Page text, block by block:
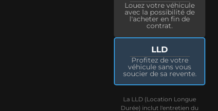
Louez votre véhicule
avec la possibilité de
l'acheter en fin de
contrat.
LLD
Profitez de votre
véhicule sans vous
soucier de sa revente.
La LLD (Location Longue
Durée) inclut l'entretien du